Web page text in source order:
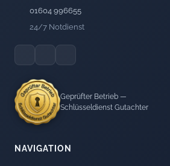
01604 996655
24/7 Notdienst
Geprüfter Betrieb —
Schlüsseldienst Gutachter
NAVIGATION